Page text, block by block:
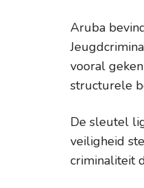
Aruba
vooral
structurele
De sleutel
veiligheid
criminaliteit